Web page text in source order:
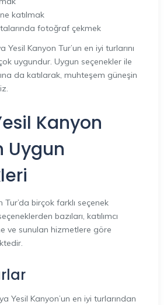
katılmak
fotoğraf çekmek
Yesil Kanyon Tur’un en iyi turlarını
uygundur. Uygun seçenekler ile
da katılarak, muhteşem güneşin
Kanyon
Uygun
birçok farklı seçenek
bazıları, katılımcı
ve sunulan hizmetlere göre
Yesil Kanyon’un en iyi turlarından